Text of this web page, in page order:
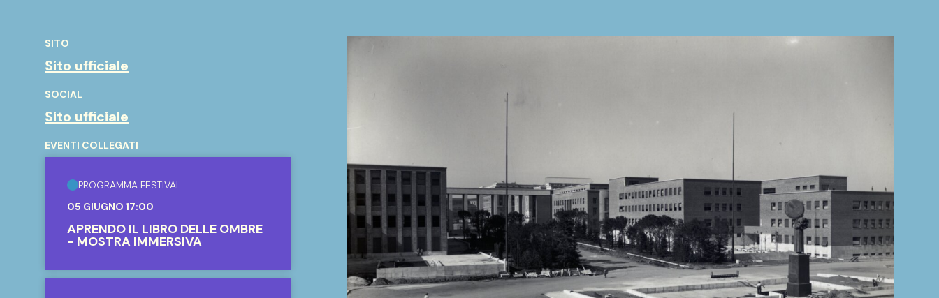
SITO
Sito ufficiale
SOCIAL
Sito ufficiale
EVENTI COLLEGATI
PROGRAMMA FESTIVAL
05 GIUGNO 17:00
APRENDO IL LIBRO DELLE OMBRE
- MOSTRA IMMERSIVA